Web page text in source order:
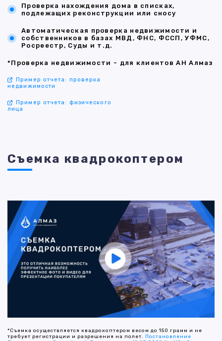
Проверка нахождения дома в списках,
подлежащих реконструкции или сносу
Автоматическая проверка недвижимости и
собственников в базах МВД, ФНС, ФССП, УФМС,
Росреестр, Суды и т.д.
*Проверка недвижимости - для клиентов АН Алмаз
Пример отчета: проверка
недвижимости
Пример отчета: физического
лица
Съемка квадрокоптером
*Съемка осуществляется квадрокоптером весом до 150 грамм и не
требует регистрации и разрешения на полет. Постановление